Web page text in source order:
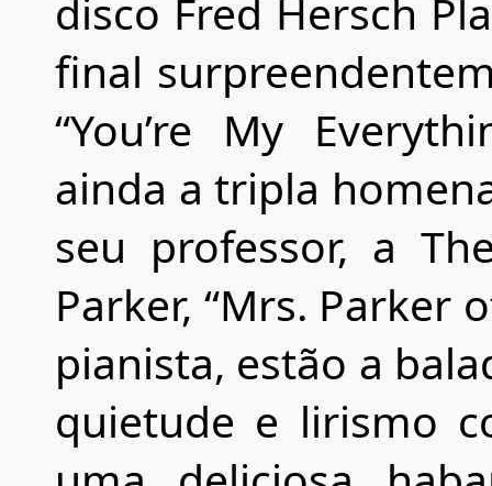
disco Fred Hersch
final
“You’re My
ainda a tripla
seu professor, a
Parker, “Mrs. Parker
pianista, estão a
quietude e lirismo